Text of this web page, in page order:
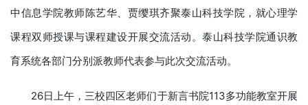
中信息学院教师陈艺华、贾缨琪齐聚泰山科技学院，就心理学
课程双师授课与课程建设开展交流活动。泰山科技学院通识教
育系统各部门分别派教师代表参与此次交流活动。
26日上午，三校四区老师们于新言书院113多功能教室开展